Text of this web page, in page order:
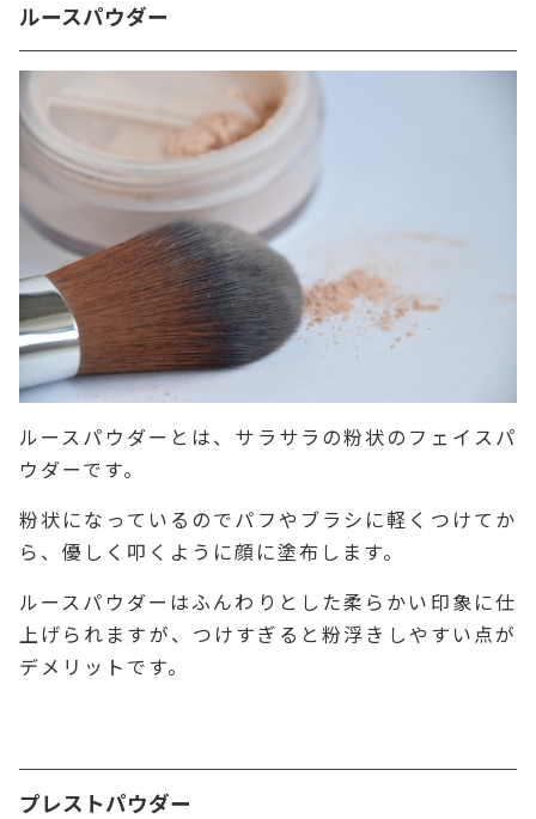
ルースパウダー
ルースパウダーとは、サラサラの粉状のフェイスパ
ウダーです。
粉状になっているのでパフやブラシに軽くつけてか
ら、優しく叩くように顔に塗布します。
ルースパウダーはふんわりとした柔らかい印象に仕
上げられますが、つけすぎると粉浮きしやすい点が
デメリットです。
プレストパウダー